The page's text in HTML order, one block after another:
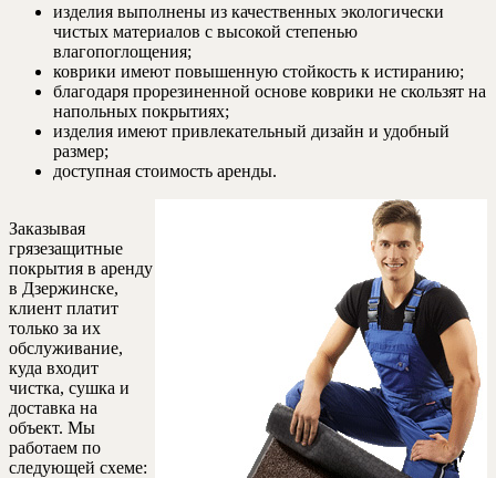
изделия выполнены из качественных экологически
чистых материалов с высокой степенью
влагопоглощения;
коврики имеют повышенную стойкость к истиранию;
благодаря прорезиненной основе коврики не скользят на
напольных покрытиях;
изделия имеют привлекательный дизайн и удобный
размер;
доступная стоимость аренды.
Заказывая
грязезащитные
покрытия в аренду
в Дзержинске,
клиент платит
только за их
обслуживание,
куда входит
чистка, сушка и
доставка на
объект. Мы
работаем по
следующей схеме: